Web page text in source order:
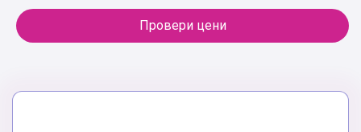
Провери цени